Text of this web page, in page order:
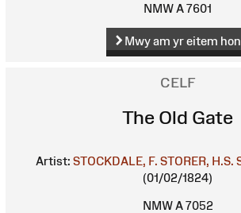
NMW A 7601
Mwy am yr eitem hon
CELF
The Old Gate
Artist: STOCKDALE, F. STORER, H.S.
(01/02/1824)
NMW A 7052